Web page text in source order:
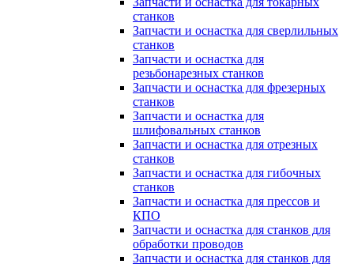
станков
Запчасти и оснастка для сверлильных
станков
Запчасти и оснастка для
резьбонарезных станков
Запчасти и оснастка для фрезерных
станков
Запчасти и оснастка для
шлифовальных станков
Запчасти и оснастка для отрезных
станков
Запчасти и оснастка для гибочных
станков
Запчасти и оснастка для прессов и
КПО
Запчасти и оснастка для станков для
обработки проводов
Запчасти и оснастка для станков для